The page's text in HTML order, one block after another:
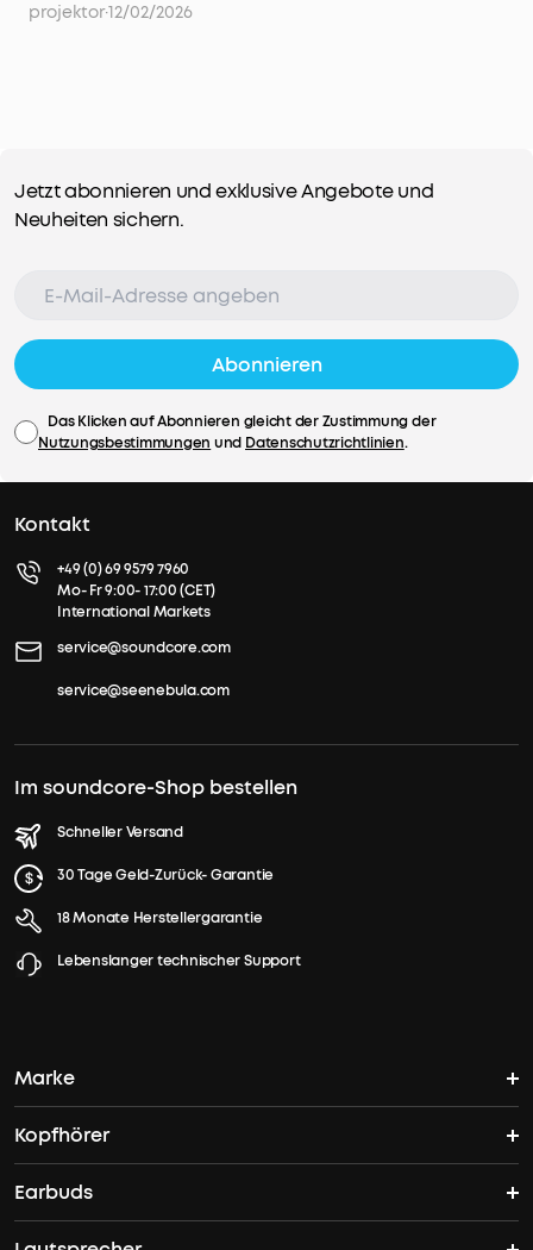
projektor·12/02/2026
Jetzt abonnieren und exklusive Angebote und
Neuheiten sichern.
Abonnieren
Das Klicken auf Abonnieren gleicht der Zustimmung der
Nutzungsbestimmungen und Datenschutzrichtlinien.
Kontakt
+49 (0) 69 9579 7960
Mo- Fr 9:00- 17:00 (CET)
International Markets
service@soundcore.com
service@seenebula.com
Im soundcore-Shop bestellen
Schneller Versand
30 Tage Geld-Zurück- Garantie
18 Monate Herstellergarantie
Lebenslanger technischer Support
Marke
soundcores Geschichte
Wo finde ich soundcore?
Kopfhörer
Bluetooth Kopfhörer
Earbuds